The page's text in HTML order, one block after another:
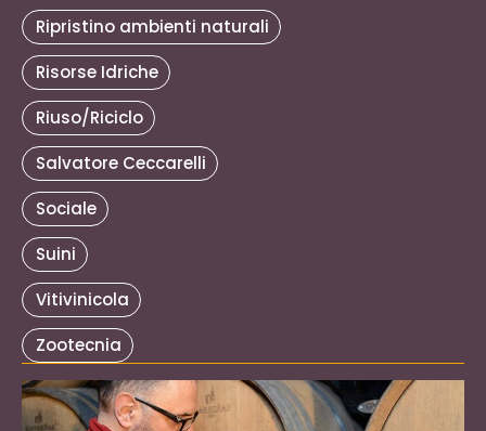
Ripristino ambienti naturali
Risorse Idriche
Riuso/Riciclo
Salvatore Ceccarelli
Sociale
Suini
Vitivinicola
Zootecnia